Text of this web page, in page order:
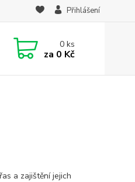
Přihlášení
0ks
za 0 Kč
a zajištění jejich